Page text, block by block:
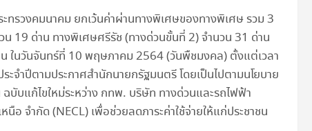
ทรวงคมนาคม ยกเว้นค่าผ่านทางพิเศษของทางพิเศษ รวม 3
19 ด่าน ทางพิเศษศรีรัช (ทางด่วนขั้นที่ 2) จำนวน 31 ด่าน
ในวันจันทร์ที่ 10 พฤษภาคม 2564 (วันพืชมงคล) ตั้งแต่เวลา
จำปีตามประกาศสำนักนายกรัฐมนตรี โดยเป็นไปตามนโยบาย
บแก้ไขใหม่ระหว่าง กทพ. บริษัท ทางด่วนและรถไฟฟ้า
อ จำกัด (NECL) เพื่อช่วยลดภาระค่าใช้จ่ายให้แก่ประชาชน